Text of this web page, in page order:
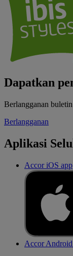
Dapatkan
Berlangganan
Berlangganan
Aplikasi
Accor iOS app
Accor